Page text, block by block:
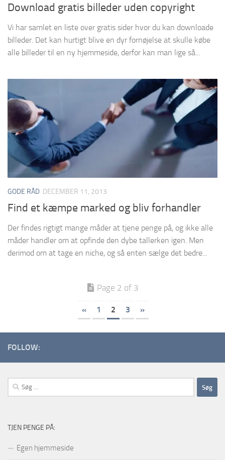
Download gratis billeder uden copyright
Vi har samlet en liste over gratis sider hvor du kan downloade
billeder. Det kan hurtigt blive en dyr fornøjelse at skulle købe
alle billeder til en ny hjemmeside, derfor kan man lige så...
GODE RÅD DECEMBER 11, 2013
Find et kæmpe marked og bliv forhandler
Der findes rigtigt mange måder at tjene penge på, og ikke alle
måder handler om at opfinde den dybe tallerken igen. Men
derimod om at tage en niche, og så enten sælge det bedre...
Page 2 of 3
« 1 2 3 »
FOLLOW:
Søg
efter:
TJEN PENGE PÅ:
Egen hjemmeside